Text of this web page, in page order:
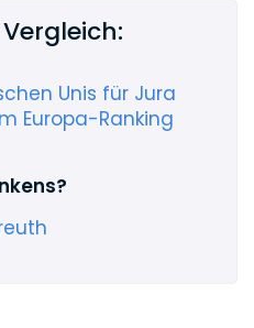
Unis für Jura
Europa-Ranking